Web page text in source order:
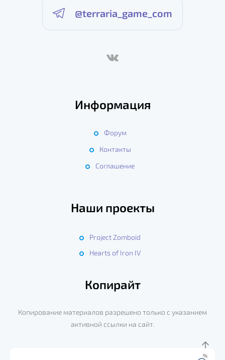
@terraria_game_com
Информация
Форум
Контакты
Соглашение
Наши проекты
Project Zomboid
Hearts of Iron IV
Копирайт
Копирование материалов разрешено только с указанием
активной ссылки на сайт.
%